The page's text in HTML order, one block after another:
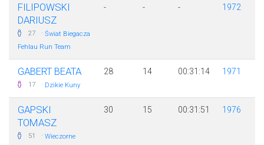
FILIPOWSKI
DARIUSZ
27 · Świat Biegacza
Fehlau Run Team
- - - 1972
GABERT BEATA
17 · Dzikie Kuny
28 14 00:31:14 1971
GAPSKI
TOMASZ
51 · Wieczorne
30 15 00:31:51 1976